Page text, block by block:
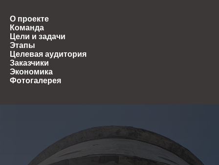
О проекте
Команда
Цели и задачи
Этапы
Целевая аудитория
Заказчики
Экономика
Фотогалерея